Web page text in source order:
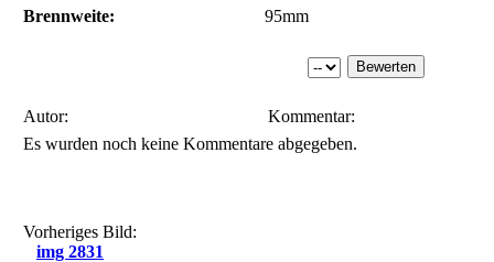
Brennweite:
95mm
Autor:
Kommentar:
Es wurden noch keine Kommentare abgegeben.
Vorheriges Bild:
img 2831